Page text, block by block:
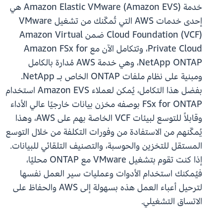
خدمة Amazon Elastic VMware (Amazon EVS) هي
إحدى خدمات AWS التي تُمكّنك من تشغيل VMware
Cloud Foundation (VCF) ضمن Amazon Virtual
Private Cloud، وتتكامل الآن مع Amazon FSx for
NetApp ONTAP، وهي خدمة AWS مُدارة بالكامل
ومبنية على نظام ملفات ONTAP الخاص بـ NetApp.
بفضل هذا التكامل، يُمكن لعملاء Amazon EVS استخدام
FSx for ONTAP بوصفه مخزن بيانات خارجيًا عالي الأداء
وقابلاً للتوسع لبيئات VCF الخاصة بهم على AWS، وهذا
يُمكّنهم من الاستفادة من وفورات التكلفة من خلال التوسع
المستقل للتخزين والحوسبة، والتصنيف التلقائي للبيانات.
إذا كنت تقوم بتشغيل VMware مع ONTAP محليًا،
فيُمكنك استخدام الأدوات وعمليات سير العمل نفسها
لترحيل أعباء العمل هذه بسهولة إلى AWS والحفاظ على
الاتساق التشغيلي.